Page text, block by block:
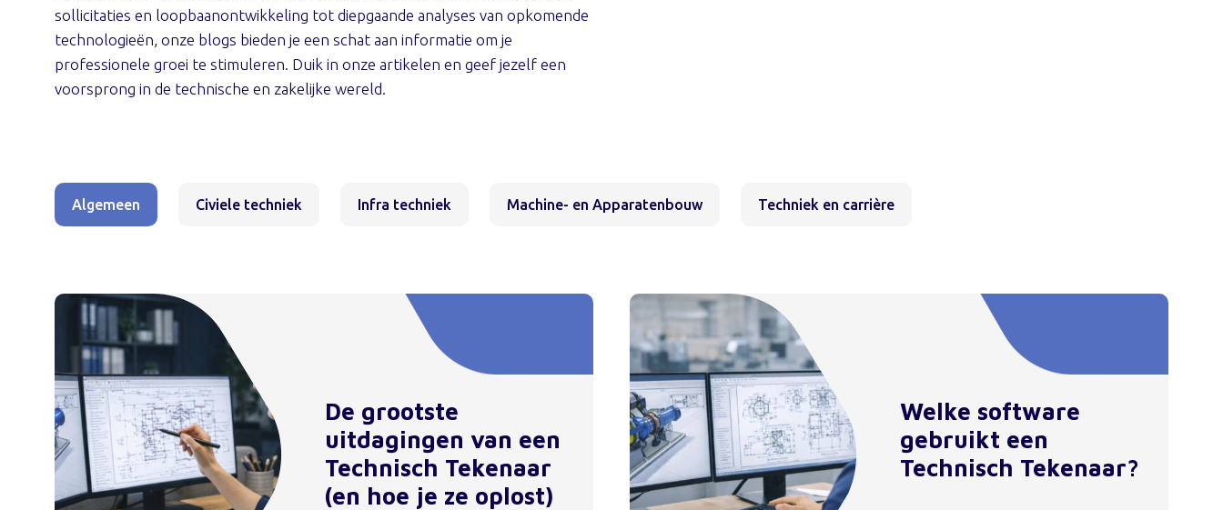
sollicitaties en loopbaanontwikkeling tot diepgaande analyses van opkomende
technologieën, onze blogs bieden je een schat aan informatie om je
professionele groei te stimuleren. Duik in onze artikelen en geef jezelf een
voorsprong in de technische en zakelijke wereld.
Algemeen Civiele techniek Infra techniek Machine- en Apparatenbouw Techniek en carrière
De grootste
uitdagingen van een
Technisch Tekenaar
(en hoe je ze oplost)
Welke software
gebruikt een
Technisch Tekenaar?